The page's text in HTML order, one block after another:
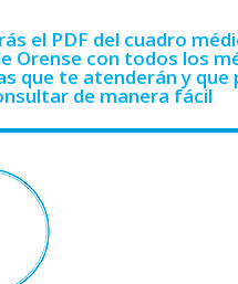
el PDF del cuadro
Orense con todos los
que te atenderán y que
de manera fácil